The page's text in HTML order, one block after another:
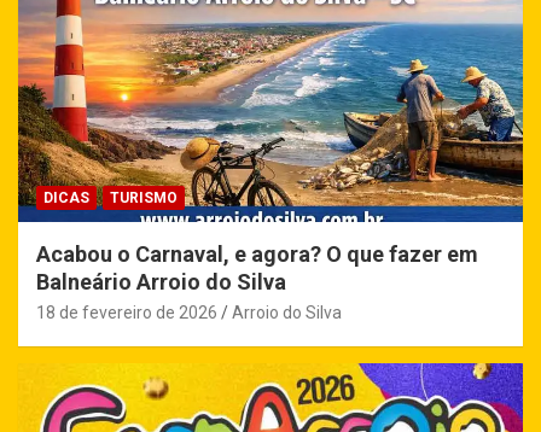
DICAS TURISMO
Acabou o Carnaval, e agora? O que fazer em
Balneário Arroio do Silva
18 de fevereiro de 2026 Arroio do Silva